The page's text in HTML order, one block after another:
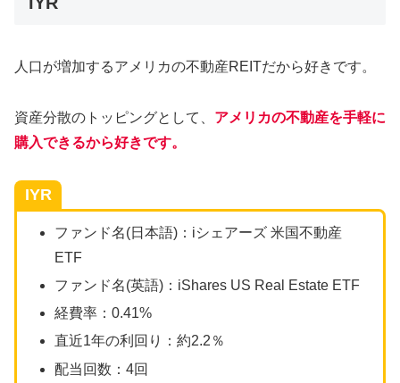
人口が増加するアメリカの不動産REITだから好きです。
資産分散のトッピングとして、 アメリカの不動産を手軽に
購入できるから好きです。
IYR
ファンド名(日本語)：iシェアーズ 米国不動産
ETF
ファンド名(英語)：iShares US Real Estate ETF
経費率：0.41%
直近1年の利回り：約2.2％
配当回数：4回